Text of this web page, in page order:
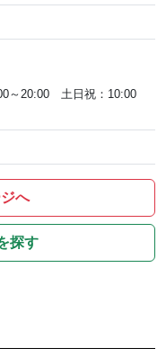
～20:00 土日祝：10:00
へ
探す